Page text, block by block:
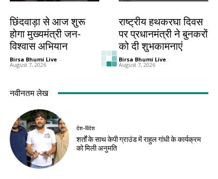
छिंदवाड़ा से आज शुरू
होगा मुख्यमंत्री जन-
विश्वास अभियान
Birsa Bhumi Live -
August 7, 2026
राष्ट्रीय हथकरघा दिवस
पर प्रधानमंत्री ने बुनकरों
को दी शुभकामनाएं
Birsa Bhumi Live -
August 7, 2026
देश-विदेश
बारिश से उत्तराखंड में
जनजीवन प्रभावित,
देश-विदेश